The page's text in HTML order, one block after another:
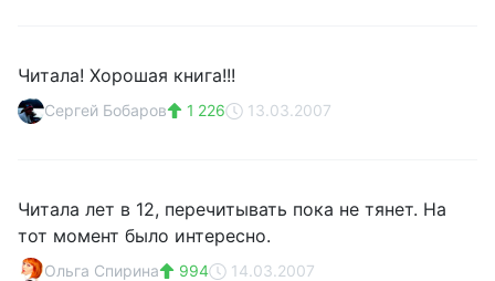
Читала! Хорошая книга!!!
Сергей Бобаров 1 226 13.03.2007
Читала лет в 12, перечитывать пока не тянет. На
тот момент было интересно.
Ольга Спирина 994 14.03.2007